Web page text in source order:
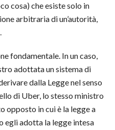
cosa) che esiste solo in
arbitraria di un’autorità,
fondamentale. In un caso,
adottata un sistema di
dalla Legge nel senso
di Uber, lo stesso ministro
opposto in cui è la legge a
egli adotta la legge intesa